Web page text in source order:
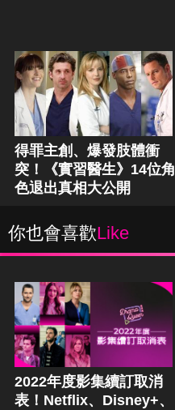
得罪主創、爆發肢體衝
突！《實習醫生》14位角
色退出真相大公開
你也會喜歡Like
2022年度影集續訂取消
表！Netflix、Disney+、